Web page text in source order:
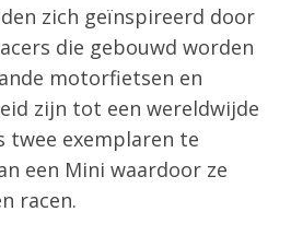
zich geïnspireerd door
die gebouwd worden
motorfietsen en
zijn tot een wereldwijde
twee exemplaren te
een Mini waardoor ze
racen.